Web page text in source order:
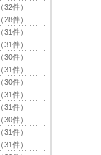
（32件）
（28件）
（31件）
（31件）
（30件）
（31件）
（30件）
（31件）
（31件）
（30件）
（31件）
（31件）